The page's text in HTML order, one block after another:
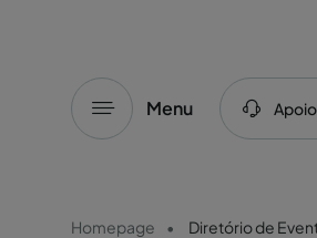
Menu
Homepage Diretório de